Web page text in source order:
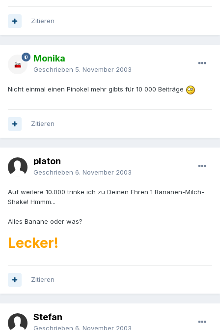
Zitieren
Monika
Geschrieben 5. November 2003
Nicht einmal einen Pinokel mehr gibts für 10 000 Beiträge
Zitieren
platon
Geschrieben 6. November 2003
Auf weitere 10.000 trinke ich zu Deinen Ehren 1 Bananen-Milch-
Shake! Hmmm...
Alles Banane oder was?
Lecker!
Zitieren
Stefan
Geschrieben 6. November 2003